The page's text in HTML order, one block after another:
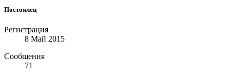
Постоялец
Регистрация
8 Май 2015
Сообщения
71